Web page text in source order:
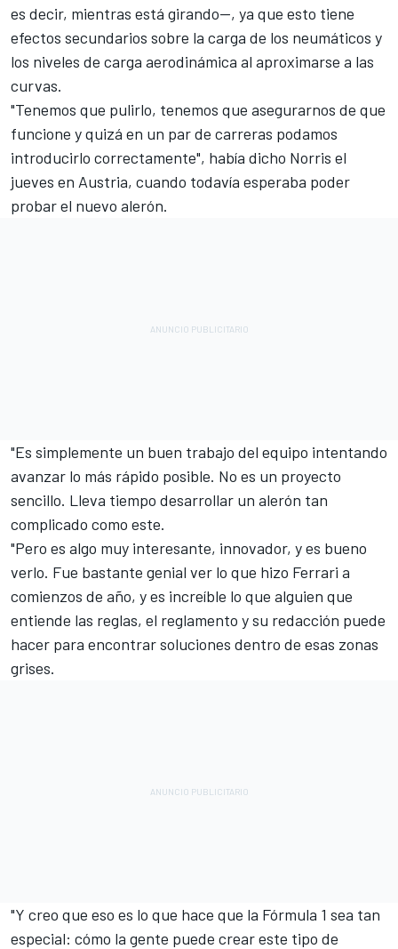
es decir, mientras está girando—, ya que esto tiene
efectos secundarios sobre la carga de los neumáticos y
los niveles de carga aerodinámica al aproximarse a las
curvas.
"Tenemos que pulirlo, tenemos que asegurarnos de que
funcione y quizá en un par de carreras podamos
introducirlo correctamente", había dicho Norris el
jueves en Austria, cuando todavía esperaba poder
probar el nuevo alerón.
"Es simplemente un buen trabajo del equipo intentando
avanzar lo más rápido posible. No es un proyecto
sencillo. Lleva tiempo desarrollar un alerón tan
complicado como este.
"Pero es algo muy interesante, innovador, y es bueno
verlo. Fue bastante genial ver lo que hizo Ferrari a
comienzos de año, y es increíble lo que alguien que
entiende las reglas, el reglamento y su redacción puede
hacer para encontrar soluciones dentro de esas zonas
grises.
"Y creo que eso es lo que hace que la Fórmula 1 sea tan
especial: cómo la gente puede crear este tipo de